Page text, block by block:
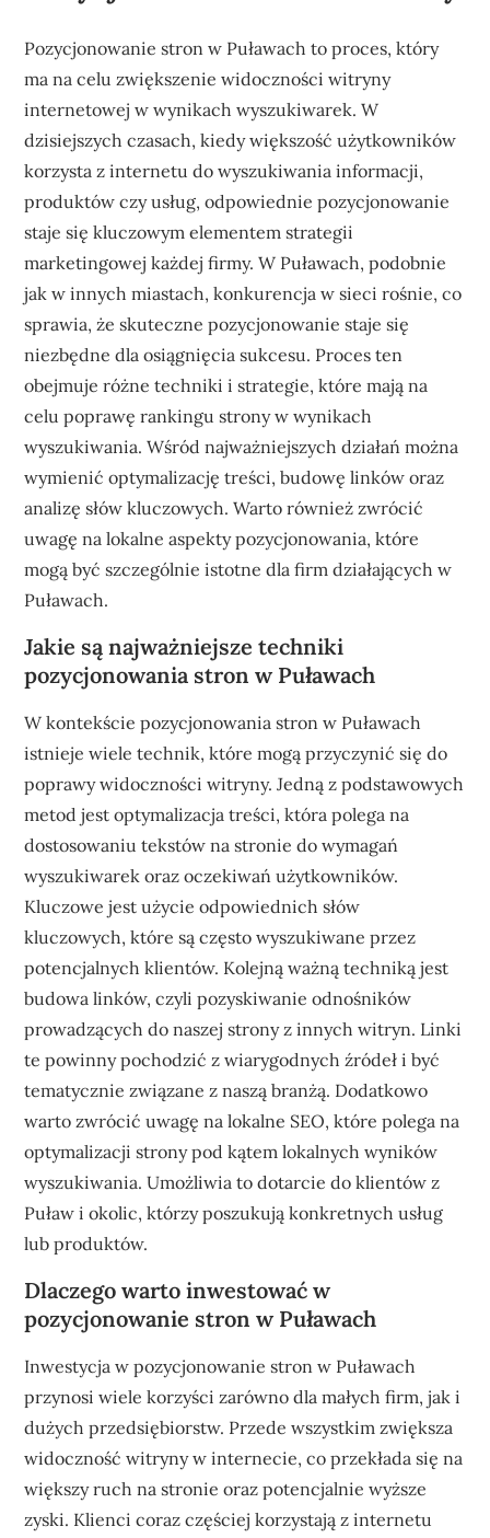
Pozycjonowanie stron w Puławach to proces, który
ma na celu zwiększenie widoczności witryny
internetowej w wynikach wyszukiwarek. W
dzisiejszych czasach, kiedy większość użytkowników
korzysta z internetu do wyszukiwania informacji,
produktów czy usług, odpowiednie pozycjonowanie
staje się kluczowym elementem strategii
marketingowej każdej firmy. W Puławach, podobnie
jak w innych miastach, konkurencja w sieci rośnie, co
sprawia, że skuteczne pozycjonowanie staje się
niezbędne dla osiągnięcia sukcesu. Proces ten
obejmuje różne techniki i strategie, które mają na
celu poprawę rankingu strony w wynikach
wyszukiwania. Wśród najważniejszych działań można
wymienić optymalizację treści, budowę linków oraz
analizę słów kluczowych. Warto również zwrócić
uwagę na lokalne aspekty pozycjonowania, które
mogą być szczególnie istotne dla firm działających w
Puławach.
Jakie są najważniejsze techniki
pozycjonowania stron w Puławach
W kontekście pozycjonowania stron w Puławach
istnieje wiele technik, które mogą przyczynić się do
poprawy widoczności witryny. Jedną z podstawowych
metod jest optymalizacja treści, która polega na
dostosowaniu tekstów na stronie do wymagań
wyszukiwarek oraz oczekiwań użytkowników.
Kluczowe jest użycie odpowiednich słów
kluczowych, które są często wyszukiwane przez
potencjalnych klientów. Kolejną ważną techniką jest
budowa linków, czyli pozyskiwanie odnośników
prowadzących do naszej strony z innych witryn. Linki
te powinny pochodzić z wiarygodnych źródeł i być
tematycznie związane z naszą branżą. Dodatkowo
warto zwrócić uwagę na lokalne SEO, które polega na
optymalizacji strony pod kątem lokalnych wyników
wyszukiwania. Umożliwia to dotarcie do klientów z
Puław i okolic, którzy poszukują konkretnych usług
lub produktów.
Dlaczego warto inwestować w
pozycjonowanie stron w Puławach
Inwestycja w pozycjonowanie stron w Puławach
przynosi wiele korzyści zarówno dla małych firm, jak i
dużych przedsiębiorstw. Przede wszystkim zwiększa
widoczność witryny w internecie, co przekłada się na
większy ruch na stronie oraz potencjalnie wyższe
zyski. Klienci coraz częściej korzystają z internetu